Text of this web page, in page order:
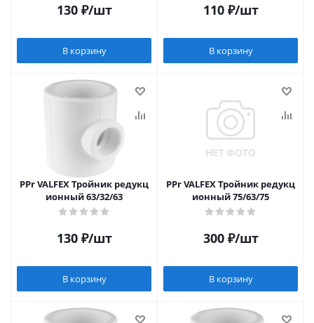
130₽/шт
В корзину
110₽/шт
В корзину
PPr VALFEX Тройник редукц
ионный 63/32/63
130₽/шт
В корзину
PPr VALFEX Тройник редукц
ионный 75/63/75
300₽/шт
В корзину